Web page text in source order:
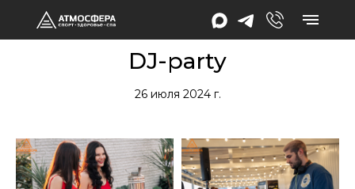
DJ-part y
26 июля 2024 г.